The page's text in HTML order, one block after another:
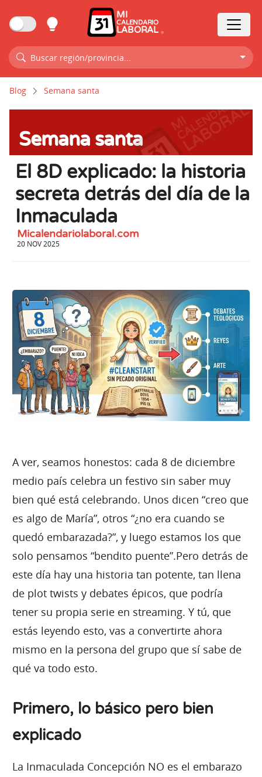
MI
CALENDARIO
LABORAL
Buscar región/provincia...
Blog Semana santa
Semana santa
El 8D explicado: la historia
secreta detrás del día de la
Inmaculada
Micalendariolaboral.com
20 NOV 2025
A ver, seamos honestos: cada 8 de diciembre
medio país celebra un festivo sin saber muy
bien qué está celebrando. Unos dicen “creo que
es algo de María”, otros “¿no era cuando se
quedó embarazada?”, y luego estamos los que
solo pensamos “bendito puente”.Pero detrás de
este día hay una historia tan potente, tan llena
de plot twists y debates épicos, que podría
tener su propia serie en streaming. Y tú, que
estás leyendo esto, vas a convertirte ahora
mismo en la persona del grupo que sí sabe de
qué va todo esto.
Primero, lo básico pero bien
explicado
La Inmaculada Concepción NO es el embarazo